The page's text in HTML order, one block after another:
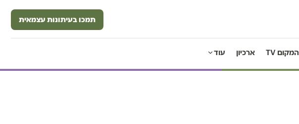
תמכו בעיתונות עצמאית
המקום TV ארכיון עוד